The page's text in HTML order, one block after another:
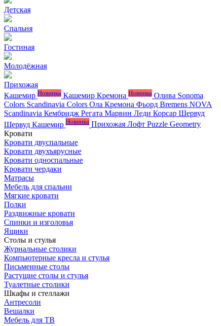
Детская
Спальня
Гостиная
Молодёжная
Прихожая
Кашемир Новинка Кашемир Кремона Новинка Олива Sonoma
Colors Scandinavia Colors Ола Кремона Фьорд Bremens NOVA
Scandinavia Кембридж Регата Марвин Леди Корсар Шервуд
Шервуд Кашемир Новинка Прихожая Лофт Puzzle Geometry
Кровати
Кровати двуспальные
Кровати двухъярусные
Кровати односпальные
Кровати чердаки
Матрасы
Мебель для спальни
Мягкие кровати
Полки
Раздвижные кровати
Спинки и изголовья
Ящики
Столы и стулья
Журнальные столики
Компьютерные кресла и стулья
Письменные столы
Растущие столы и стулья
Туалетные столики
Шкафы и стеллажи
Антресоли
Вешалки
Мебель для ТВ